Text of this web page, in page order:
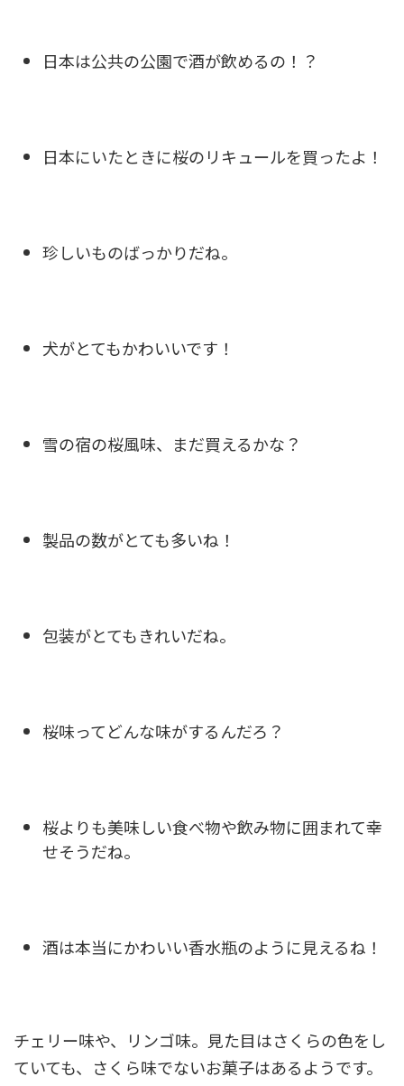
日本は公共の公園で酒が飲めるの！？
日本にいたときに桜のリキュールを買ったよ！
珍しいものばっかりだね。
犬がとてもかわいいです！
雪の宿の桜風味、まだ買えるかな？
製品の数がとても多いね！
包装がとてもきれいだね。
桜味ってどんな味がするんだろ？
桜よりも美味しい食べ物や飲み物に囲まれて幸
せそうだね。
酒は本当にかわいい香水瓶のように見えるね！
チェリー味や、リンゴ味。見た目はさくらの色をし
ていても、さくら味でないお菓子はあるようです。